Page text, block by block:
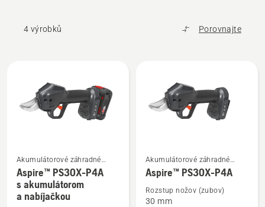
námahe. Ideálne na bežné prerezávanie
4 výrobků Porovnajte
výrobky
Zobraziť
viac
podrobností
Akumulátorové záhradné
nožnice
Aspire™ PS30X-P4A
s akumulátorom
a nabíjačkou
Zobraziť
podrobností
Akumulátorové záhradné
nožnice
Aspire™ PS30X-P4A
Rozstup nožov (zubov)
30 mm